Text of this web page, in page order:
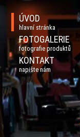
ÚVOD
hlavní stránka
FOTOGALERIE
fotografie produktů
KONTAKT
napište nám